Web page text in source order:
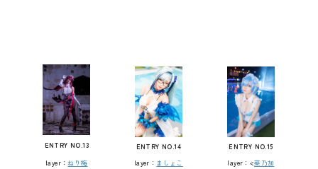
ENTRY NO.13
layer：ねり梅
ENTRY NO.14
layer： ましょこ
ENTRY NO.15
layer：<菜乃加